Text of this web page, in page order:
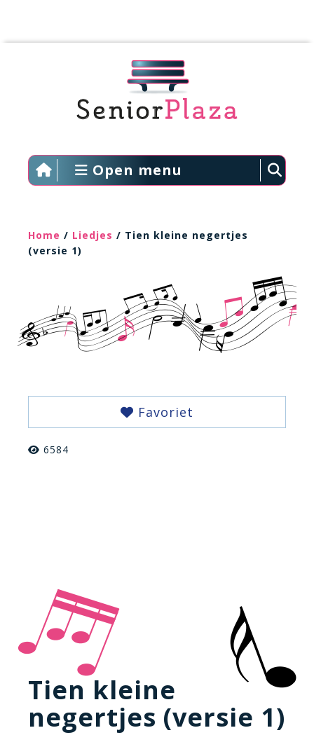
Open menu
Home / Liedjes / Tien kleine negertjes
(versie 1)
Favoriet
6584
Tien kleine
negertjes (versie 1)